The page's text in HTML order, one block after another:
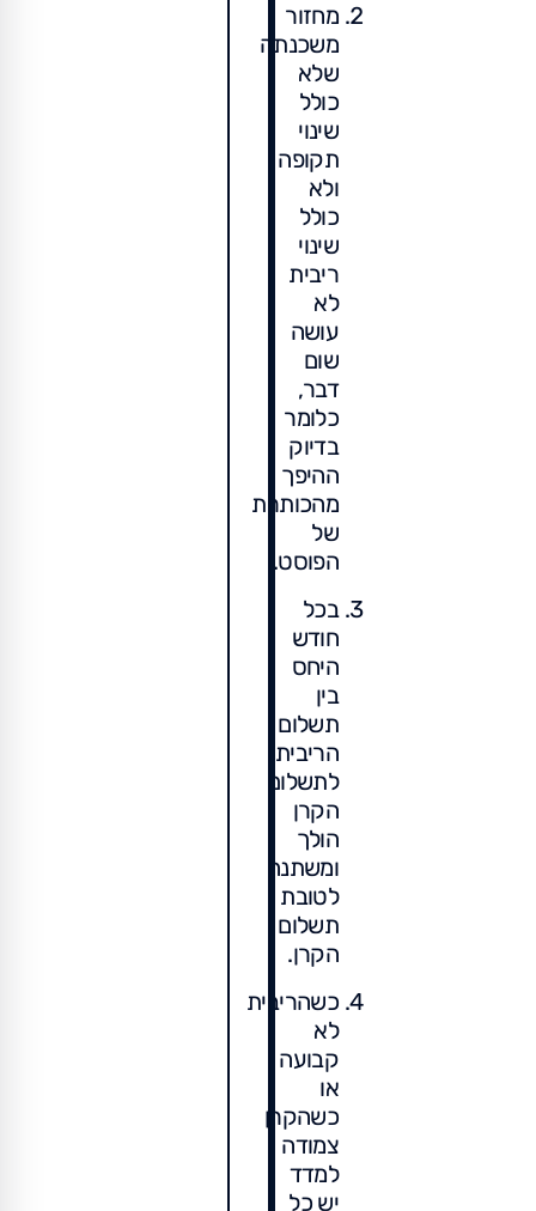
מחזור
משכנתה
שלא
כולל
שינוי
תקופה
ולא
כולל
שינוי
ריבית
לא
עושה
שום
דבר,
כלומר
בדיוק
ההיפך
מהכותרת
של
הפוסט.
בכל
חודש
היחס
בין
תשלום
הריבית
לתשלום
הקרן
הולך
ומשתנה
לטובת
תשלום
הקרן.
כשהריבית
לא
קבועה
או
כשהקרן
צמודה
למדד
יש כל